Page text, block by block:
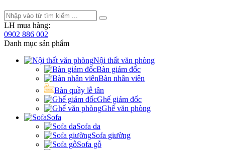
LH mua hàng:
0902 886 002
Danh mục sản phẩm
Nội thất văn phòng
Bàn giám đốc
Bàn nhân viên
Bàn quầy lễ tân
Ghế giám đốc
Ghế văn phòng
Sofa
Sofa da
Sofa giường
Sofa gỗ